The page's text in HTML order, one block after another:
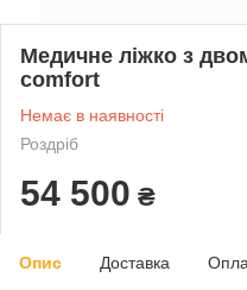
Медичне ліжко з
comfort
Немає в наявності
Роздріб
54 500 ₴
Опис Доставка